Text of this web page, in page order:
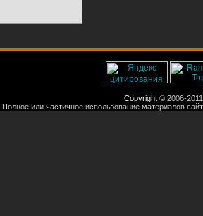
Copyright © 2006-
Полное или частичное использование материалов